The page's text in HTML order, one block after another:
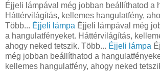
Éjjeli lámpával még jobban beállíthatod a
Háttérvilágítás, kellemes hangulatfény,
Több... Éjjeli lámpa Éjjeli lámpával még
a hangulatfényeket. Háttérvilágítás,
ahogy neked tetszik. Több... Éjjeli lámpa
még jobban beállíthatod a
kellemes hangulatfény, ahogy neked